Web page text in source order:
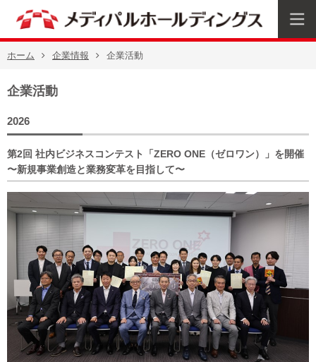
ホーム 企業情報 企業活動
企業活動
2026
第2回 社内ビジネスコンテスト「ZERO ONE（ゼロワン）」を開催
〜新規事業創造と業務変革を目指して〜